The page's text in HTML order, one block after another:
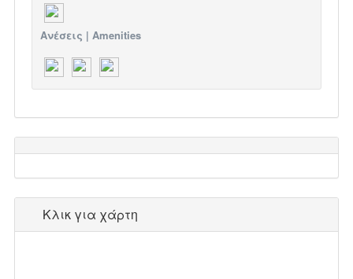
Ανέσεις | Amenities
Κλικ για χάρτη